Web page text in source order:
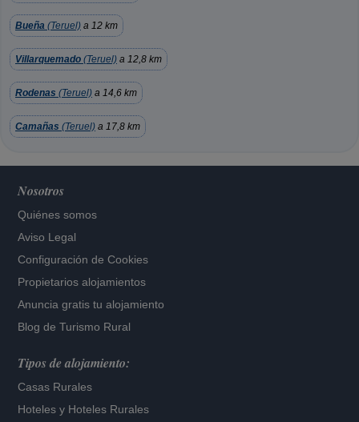
Bueña (Teruel) a 12 km
Villarquemado (Teruel) a 12,8 km
Rodenas (Teruel) a 14,6 km
Camañas (Teruel) a 17,8 km
Nosotros
Quiénes somos
Aviso Legal
Configuración de Cookies
Propietarios alojamientos
Anuncia gratis tu alojamiento
Blog de Turismo Rural
Tipos de alojamiento:
Casas Rurales
Hoteles y Hoteles Rurales